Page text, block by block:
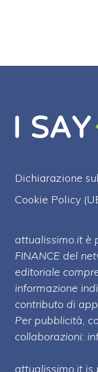
Dichiarazione
Cookie Policy
attualissimo.it è
FINANCE del
editoriale
informazione
contributo di
Per pubblicità,
collaborazioni:
attualissimo.it is